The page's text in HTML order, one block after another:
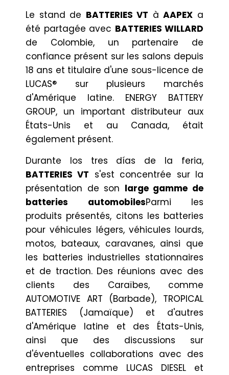
Le stand de BATTERIES VT àAAPEX a
été partagée avec BATTERIES WILLARD
de Colombie, un partenaire de
confiance présent sur les salons depuis
18 ans et titulaire d'une sous-licence de
LUCAS® sur plusieurs marchés
d'Amérique latine. ENERGY BATTERY
GROUP, un important distributeur aux
États-Unis et au Canada, était
également présent.
Durante los tres días de la feria,
BATTERIES VT s'est concentrée sur la
présentation de son large gamme de
batteries automobilesParmi les
produits présentés, citons les batteries
pour véhicules légers, véhicules lourds,
motos, bateaux, caravanes, ainsi que
les batteries industrielles stationnaires
et de traction. Des réunions avec des
clients des Caraïbes, comme
AUTOMOTIVE ART (Barbade), TROPICAL
BATTERIES (Jamaïque) et d'autres
d'Amérique latine et des États-Unis,
ainsi que des discussions sur
d'éventuelles collaborations avec des
entreprises comme LUCAS DIESEL et